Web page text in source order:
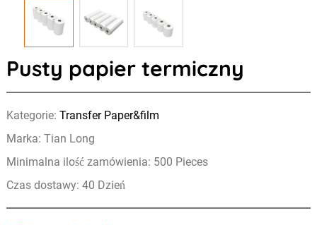
Pusty papier termiczny
Kategorie: Transfer Paper&film
Marka: Tian Long
Minimalna ilość zamówienia: 500 Pieces
Czas dostawy: 40 Dzień